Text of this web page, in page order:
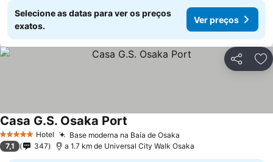
Selecione as datas para ver os preços
exatos.
Ver preços
Partilhar
5 Estrelas Hotel Base moderna na Baía de Osaka
Casa G.S. Osaka Port
7,1 347 a 1.7 km de Universal City Walk Osaka